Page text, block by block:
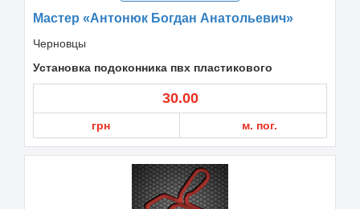
Мастер «Антонюк Богдан Анатольевич»
Черновцы
Установка подоконника пвх пластикового
30.00
грн м. пог.